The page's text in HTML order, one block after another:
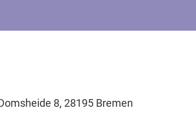
8, 28195 Bremen